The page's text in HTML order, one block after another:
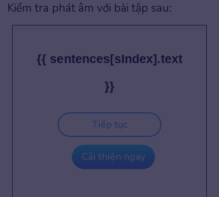
Kiểm tra phát âm với bài tập sau:
{{ sentences[sIndex].text
}}
Tiếp tục
Cải thiện ngay